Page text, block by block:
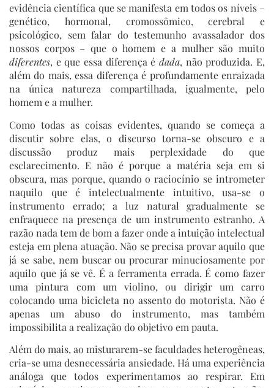
evidência científica que se manifesta em todos os níveis –
genético, hormonal, cromossômico, cerebral e
psicológico, sem falar do testemunho avassalador dos
nossos corpos – que o homem e a mulher são muito
diferentes, e que essa diferença é dada, não produzida. E,
além do mais, essa diferença é profundamente enraizada
na única natureza compartilhada, igualmente, pelo
homem e a mulher.
Como todas as coisas evidentes, quando se começa a
discutir sobre elas, o discurso torna-se obscuro e a
discussão produz mais perplexidade do que
esclarecimento. E não é porque a matéria seja em si
obscura, mas porque, quando o raciocínio se intrometer
naquilo que é intelectualmente intuitivo, usa-se o
instrumento errado; a luz natural gradualmente se
enfraquece na presença de um instrumento estranho. A
razão nada tem de bom a fazer onde a intuição intelectual
esteja em plena atuação. Não se precisa provar aquilo que
já se sabe, nem buscar ou procurar minuciosamente por
aquilo que já se vê. É a ferramenta errada. É como fazer
uma pintura com um violino, ou dirigir um carro
colocando uma bicicleta no assento do motorista. Não é
apenas um abuso do instrumento, mas também
impossibilita a realização do objetivo em pauta.
Além do mais, ao misturarem-se faculdades heterogêneas,
cria-se uma desnecessária ansiedade. Há uma experiência
análoga que todos experimentamos ao respirar. Em